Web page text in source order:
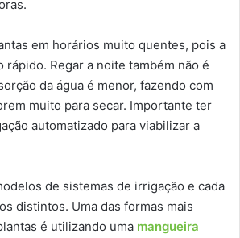
em horários muito quentes, pois a
rápido. Regar a noite também não é
da água é menor, fazendo com
muito para secar. Importante ter
automatizado para viabilizar a
de sistemas de irrigação e cada
distintos. Uma das formas mais
é utilizando uma mangueira